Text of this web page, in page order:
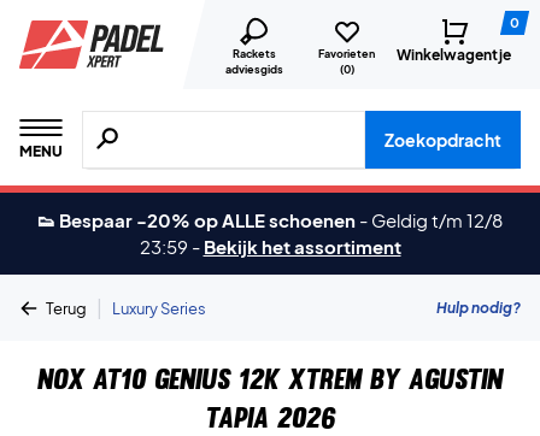
Rackets
adviesgids
Favorieten
(0)
0
Winkelwagentje
MENU
Zoeken naar producten, merken etc.
Zoekopdracht
👟 Bespaar -20% op ALLE schoenen - Geldig t/m 12/8
23:59 - Bekijk het assortiment
Terug | Luxury Series Hulp nodig?
Nox AT10 Genius 12K XTREM By Agustin
Tapia 2026